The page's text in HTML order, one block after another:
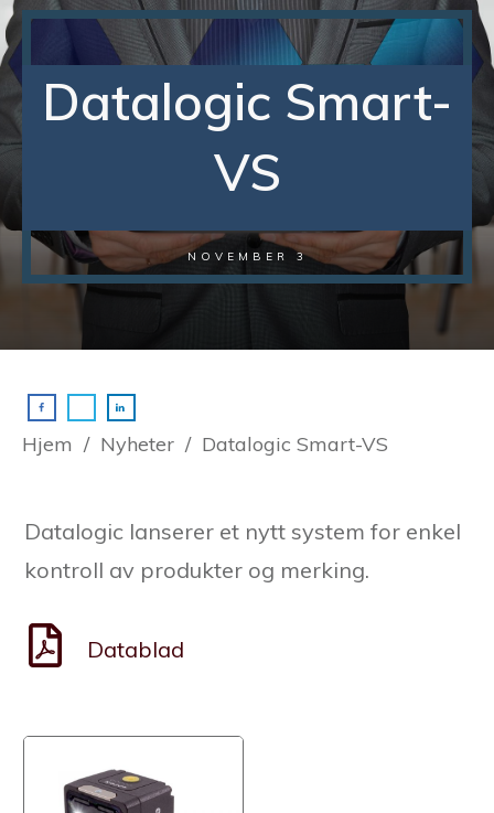
Datalogic Smart-
VS
NOVEMBER 3
Hjem / Nyheter / Datalogic Smart-VS
Datalogic lanserer et nytt system for enkel
kontroll av produkter og merking.
Datablad